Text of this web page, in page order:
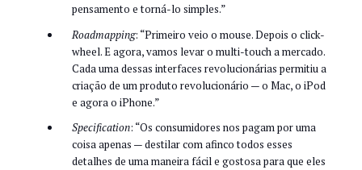
pensamento e torná-lo simples.”
Roadmapping: “Primeiro veio o mouse. Depois o click-
wheel. E agora, vamos levar o multi-touch a mercado.
Cada uma dessas interfaces revolucionárias permitiu a
criação de um produto revolucionário — o Mac, o iPod
e agora o iPhone.”
Specification: “Os consumidores nos pagam por uma
coisa apenas — destilar com afinco todos esses
detalhes de uma maneira fácil e gostosa para que eles